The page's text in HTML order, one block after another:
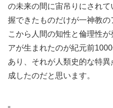
の未来の間に宙吊りにされ
握できたものだけが一神教
こから人間の知性と倫理性
アが生まれたのが紀元前
あり、それが人類史的な特
成したのだと思います。